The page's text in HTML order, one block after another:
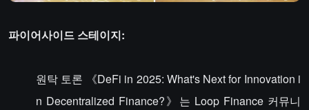
파이어사이드 스테이지:
원탁 토론 《DeFi in 2025: What's Next for Innovation i
n Decentralized Finance?》는 Loop Finance 커뮤니